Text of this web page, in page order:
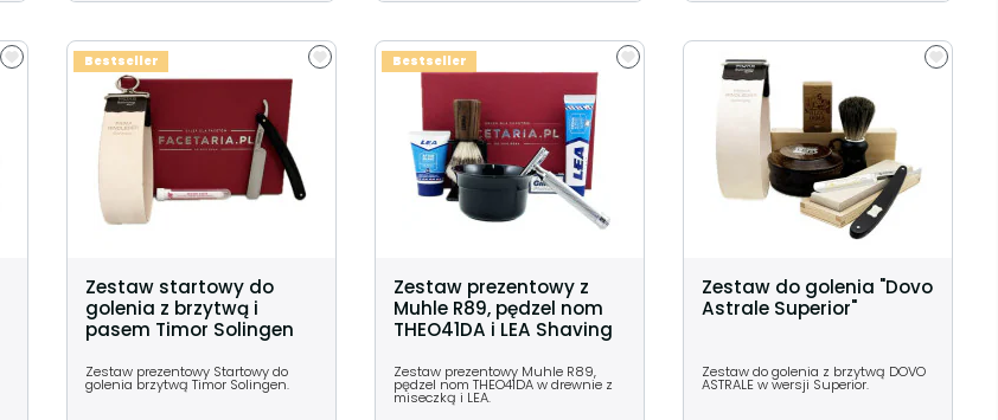
Zestaw startowy do
golenia z brzytwą i
pasem Timor Solingen
Zestaw prezentowy Startowy do
golenia brzytwą Timor Solingen.
Bestseller
Zestaw prezentowy z
Muhle R89, pędzel nom
THEO41DA i LEA Shaving
Zestaw prezentowy Muhle R89,
pędzel nom THEO41DA w drewnie z
miseczką i LEA.
Bestseller
Zestaw do golenia "Dovo
Astrale Superior"
Zestaw do golenia z brzytwą DOVO
ASTRALE w wersji Superior.